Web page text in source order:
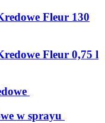
Fleur 130
Fleur 0,75 l
w sprayu